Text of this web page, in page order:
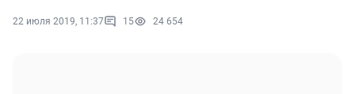
22 июля 2019, 11:37 15 24 654